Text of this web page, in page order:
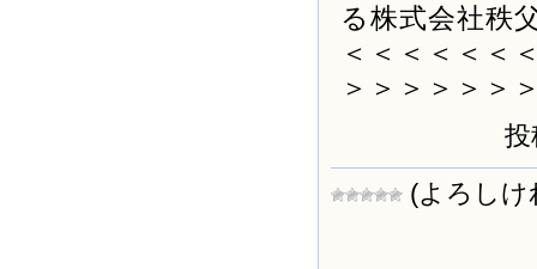
る株式会社秩
＜＜＜＜＜＜
＞＞＞＞＞＞
(よろしけ